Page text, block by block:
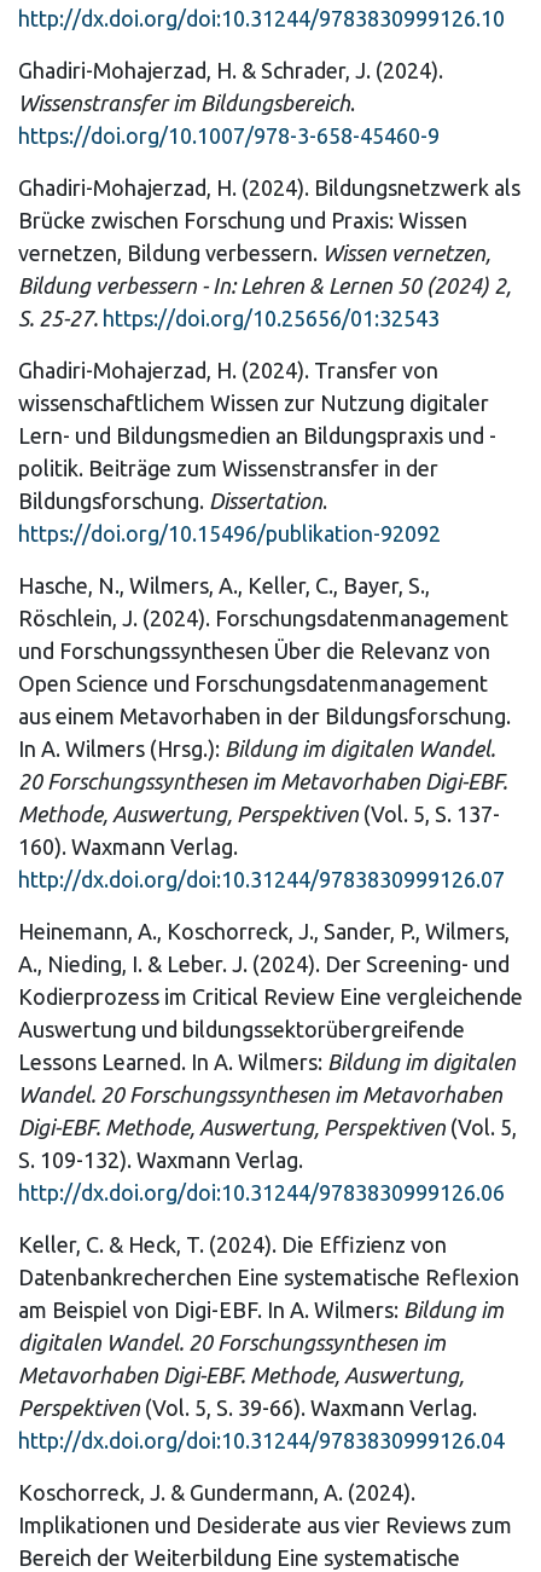
http://dx.doi.org/doi:10.31244/9783830999126.10
Ghadiri-Mohajerzad, H. & Schrader, J. (2024).
Wissenstransfer im Bildungsbereich.
https://doi.org/10.1007/978-3-658-45460-9
Ghadiri-Mohajerzad, H. (2024). Bildungsnetzwerk als
Brücke zwischen Forschung und Praxis: Wissen
vernetzen, Bildung verbessern. Wissen vernetzen,
Bildung verbessern - In: Lehren & Lernen 50 (2024) 2,
S. 25-27. https://doi.org/10.25656/01:32543
Ghadiri-Mohajerzad, H. (2024). Transfer von
wissenschaftlichem Wissen zur Nutzung digitaler
Lern- und Bildungsmedien an Bildungspraxis und -
politik. Beiträge zum Wissenstransfer in der
Bildungsforschung. Dissertation.
https://doi.org/10.15496/publikation-92092
Hasche, N., Wilmers, A., Keller, C., Bayer, S.,
Röschlein, J. (2024). Forschungsdatenmanagement
und Forschungssynthesen Über die Relevanz von
Open Science und Forschungsdatenmanagement
aus einem Metavorhaben in der Bildungsforschung.
In A. Wilmers (Hrsg.): Bildung im digitalen Wandel.
20 Forschungssynthesen im Metavorhaben Digi-EBF.
Methode, Auswertung, Perspektiven (Vol. 5, S. 137-
160). Waxmann Verlag.
http://dx.doi.org/doi:10.31244/9783830999126.07
Heinemann, A., Koschorreck, J., Sander, P., Wilmers,
A., Nieding, I. & Leber. J. (2024). Der Screening- und
Kodierprozess im Critical Review Eine vergleichende
Auswertung und bildungssektorübergreifende
Lessons Learned. In A. Wilmers: Bildung im digitalen
Wandel. 20 Forschungssynthesen im Metavorhaben
Digi-EBF. Methode, Auswertung, Perspektiven (Vol. 5,
S. 109-132). Waxmann Verlag.
http://dx.doi.org/doi:10.31244/9783830999126.06
Keller, C. & Heck, T. (2024). Die Effizienz von
Datenbankrecherchen Eine systematische Reflexion
am Beispiel von Digi-EBF. In A. Wilmers: Bildung im
digitalen Wandel. 20 Forschungssynthesen im
Metavorhaben Digi-EBF. Methode, Auswertung,
Perspektiven (Vol. 5, S. 39-66). Waxmann Verlag.
http://dx.doi.org/doi:10.31244/9783830999126.04
Koschorreck, J. & Gundermann, A. (2024).
Implikationen und Desiderate aus vier Reviews zum
Bereich der Weiterbildung Eine systematische